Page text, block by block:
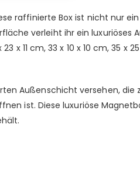
raffinierte Box ist nicht nur
verleiht ihr ein luxuriöses
11 cm, 33 x 10 x 10 cm, 35 x
Außenschicht versehen, die
ist. Diese luxuriöse